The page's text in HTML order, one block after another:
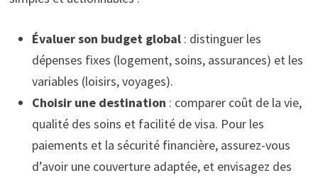
Évaluer son budget global: distinguer les
dépenses fixes (logement, soins, assurances) et les
variables (loisirs, voyages).
Choisir une destination : comparer coût de la vie,
qualité des soins et facilité de visa. Pour les
paiements et la sécurité financière, assurez-vous
d’avoir une couverture adaptée, et envisagez des